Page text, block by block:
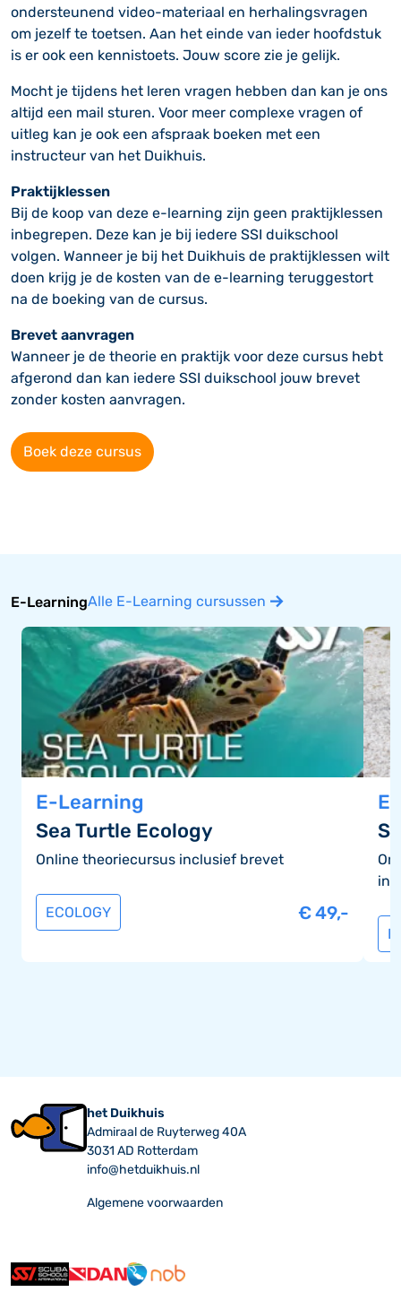
ondersteunend video-materiaal en herhalingsvragen
om jezelf te toetsen. Aan het einde van ieder hoofdstuk
is er ook een kennistoets. Jouw score zie je gelijk.
Mocht je tijdens het leren vragen hebben dan kan je ons
altijd een mail sturen. Voor meer complexe vragen of
uitleg kan je ook een afspraak boeken met een
instructeur van het Duikhuis.
Praktijklessen
Bij de koop van deze e-learning zijn geen praktijklessen
inbegrepen. Deze kan je bij iedere SSI duikschool
volgen. Wanneer je bij het Duikhuis de praktijklessen wilt
doen krijg je de kosten van de e-learning teruggestort
na de boeking van de cursus.
Brevet aanvragen
Wanneer je de theorie en praktijk voor deze cursus hebt
afgerond dan kan iedere SSI duikschool jouw brevet
zonder kosten aanvragen.
Boek deze cursus
E-LearningAlle E-Learning cursussen
E-Learning
Sea Turtle Ecology
Online theoriecursus inclusief brevet
ECOLOGY €49,-
het Duikhuis
Admiraal de Ruyterweg 40A
3031 AD Rotterdam
info@hetduikhuis.nl
Algemene voorwaarden